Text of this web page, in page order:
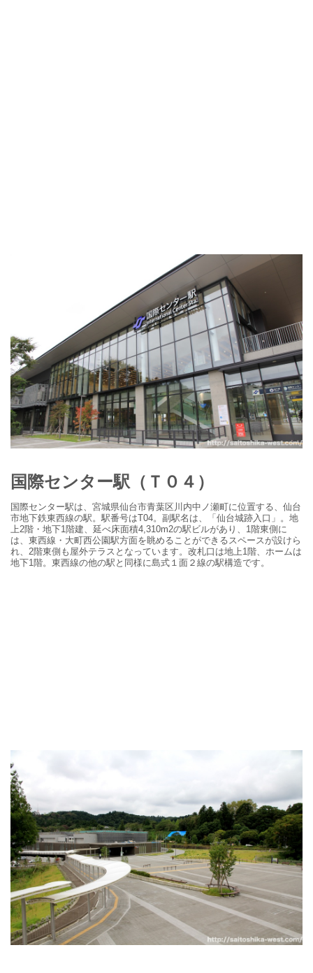
国際センター駅（Ｔ０４）
国際センター駅は、宮城県仙台市青葉区川内中ノ瀬町に位置する、仙台
市地下鉄東西線の駅。駅番号はT04。副駅名は、「仙台城跡入口」。地
上2階・地下1階建、延べ床面積4,310m2の駅ビルがあり、 1階東側に
は、東西線・大町西公園駅方面を眺めることができるスペースが設けら
れ、 2階東側も屋外テラスとなっています。改札口は地上1階、ホームは
地下1階。東西線の他の駅と同様に島式１面２線の駅構造です。